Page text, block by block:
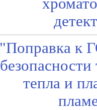
"Поправка к
тепла и